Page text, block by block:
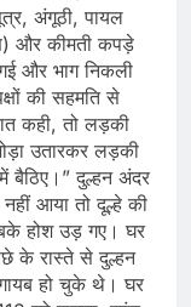
अंगूठी, पायल
और कीमती कपड़े
और भाग निकली
की सहमति से
कही, तो लड़की
उतारकर लड़की
बैठिए।” ​दुल्हन अंदर
आया तो दूल्हे की
होश उड़ गए। घर
के रास्ते से दुल्हन
हो चुके थे। घर